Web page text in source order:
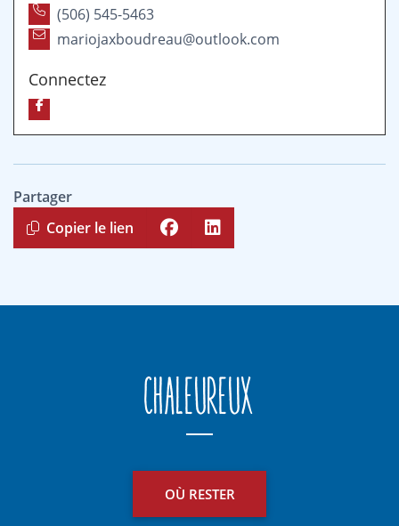
(506) 545-5463
mariojaxboudreau@outlook.com
Connectez
Partager
Copier le lien
Chaleureux
OÙ RESTER